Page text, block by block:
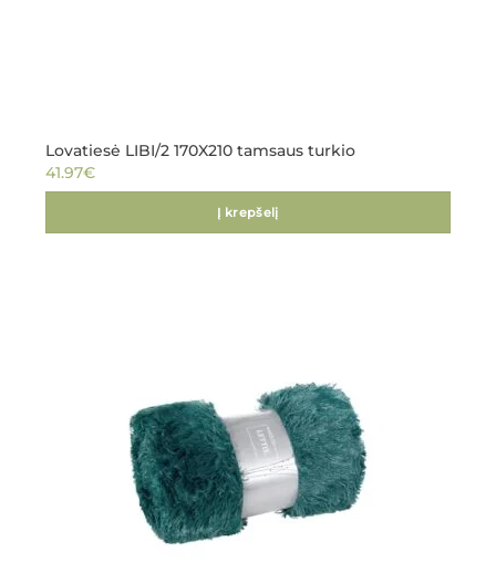
Lovatiesė LIBI/2 170X210 tamsaus turkio
41.97€
Į krepšelį